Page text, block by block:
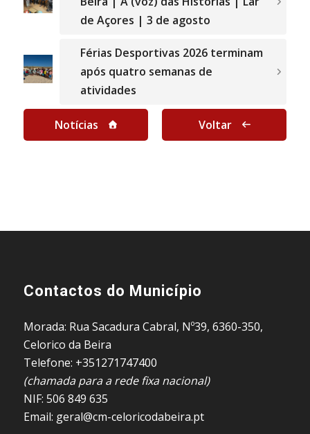
de Açores | 3 de agosto
Férias Desportivas 2026 terminam
após quatro semanas de
atividades
Notícias Voltar
Contactos do Município
Morada: Rua Sacadura Cabral, Nº39, 6360-350,
Celorico da Beira
Telefone: +351271747400
(chamada para a rede fixa nacional)
NIF: 506 849 635
Email: geral@cm-celoricodabeira.pt